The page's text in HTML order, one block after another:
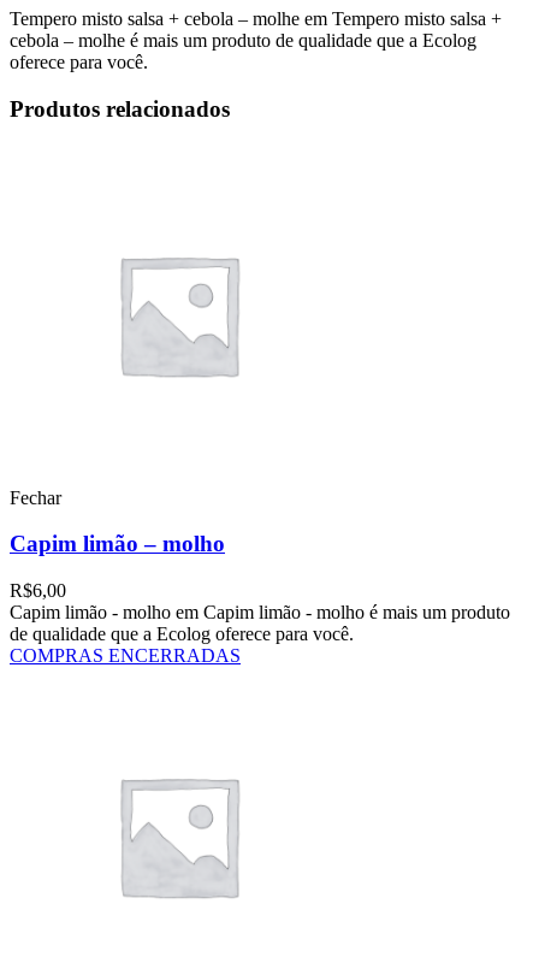
Tempero misto salsa + cebola – molhe em Tempero misto salsa +
cebola – molhe é mais um produto de qualidade que a Ecolog
oferece para você.
Produtos relacionados
Fechar
Capim limão – molho
R$6,00
Capim limão - molho em Capim limão - molho é mais um produto
de qualidade que a Ecolog oferece para você.
COMPRAS ENCERRADAS